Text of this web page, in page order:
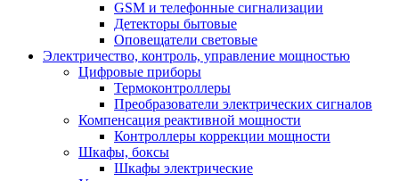
GSM и телефонные сигнализации
Детекторы бытовые
Оповещатели световые
Электричество, контроль, управление мощностью
Цифровые приборы
Термоконтроллеры
Преобразователи электрических сигналов
Компенсация реактивной мощности
Контроллеры коррекции мощности
Шкафы, боксы
Шкафы электрические